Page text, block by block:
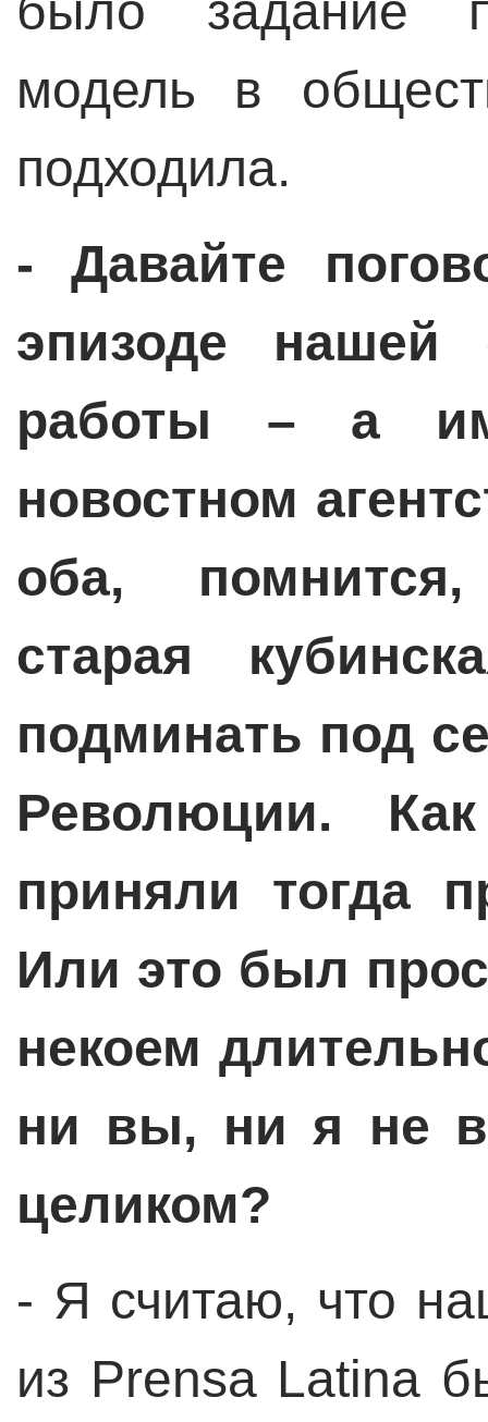
модель в
подходила.
- Давайте
эпизоде нашей
работы – а
новостном
оба,
старая
подминать под
Революции.
приняли тогда
Или это был
некоем
ни вы, ни я не в
целиком?
- Я считаю, что
из Prensa Latina